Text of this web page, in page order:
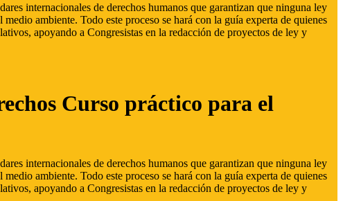
internacionales de derechos humanos que garantizan que ninguna ley
ambiente. Todo este proceso se hará con la guía experta de quienes
apoyando a Congresistas en la redacción de proyectos de ley y
Curso práctico para el
internacionales de derechos humanos que garantizan que ninguna ley
ambiente. Todo este proceso se hará con la guía experta de quienes
apoyando a Congresistas en la redacción de proyectos de ley y